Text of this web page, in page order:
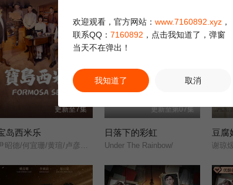
更新至7集
岛西米乐
尹昭德/何宜珊/黄瑄/卢彦泽/陈文山/王盈凯/黄婕菲/蔡祥/马国贤/孙绽/陈婉婷/王丁筑/璟宣/许瀞蔆/张雁名/颜邦智/曹景俊/陈玹宇/李緻/洪淇/刘汉强/张育绮/逸祥/亮曦/王芮希/李祐诚/卢尚恩/李铭叡/黄隽智/张景闳/游安顺/杨子仪/
更新至第07集
日落下的彩虹
Under The Rainbow/
豆腐
欢迎观看，官方网站： www.7160892.xyz ，
联系QQ： 7160892 ，点击我知道了，弹窗
当天不在弹出！
我知道了 取消